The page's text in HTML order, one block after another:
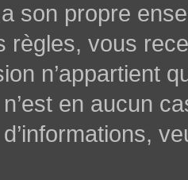
son propre
règles, vous
n’appartient
en aucun